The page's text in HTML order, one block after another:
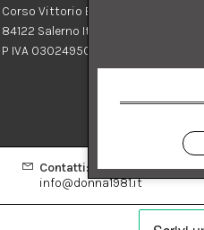
Corso Vittorio Emanuele 182
84122 Salerno Italia
P IVA 03024950655
Contatti:
info@donna1981.it